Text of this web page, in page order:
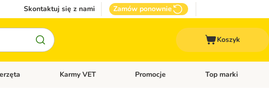
Skontaktuj się z nami Zamów ponownie
Koszyk
kategorii: Akcesoria dla psaOtwórz menu kategorii: Inne zwierzęta
Karmy VET Otwórz menu kategorii: Karmy VET
Promocje Otwórz menu
Top marki